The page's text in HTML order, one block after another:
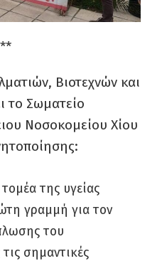
Βιοτεχνών και
το Σωματείο
Νοσοκομείου Χίου
της υγείας
γραμμή για τον
του
σημαντικές